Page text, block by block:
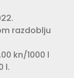
razdoblju
kn/1000 l
l.